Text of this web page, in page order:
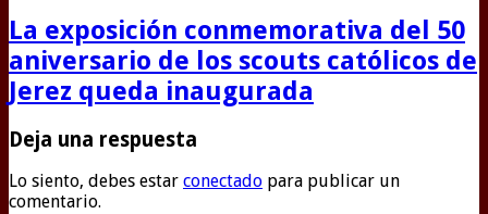
La exposición conmemorativa del 50
aniversario de los scouts católicos de
Jerez queda inaugurada
Deja una respuesta
Lo siento, debes estar conectado para publicar un
comentario.